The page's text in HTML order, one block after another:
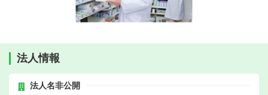
法人情報
法人名非公開